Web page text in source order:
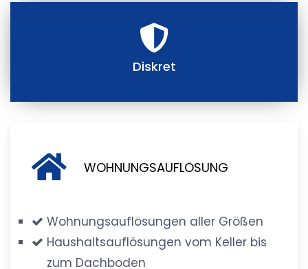
Diskret
WOHNUNGSAUFLÖSUNG
Wohnungsauflösungen aller Größen
Haushaltsauflösungen vom Keller bis
zum Dachboden